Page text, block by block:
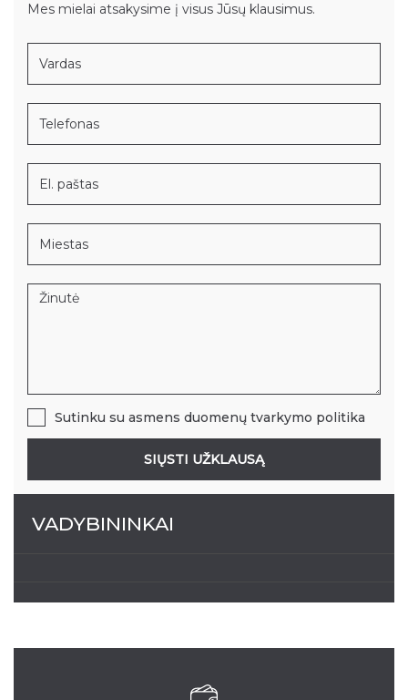
Mes mielai atsakysime į visus Jūsų klausimus.
Sutinku su asmens duomenų tvarkymo politika
SIŲSTI UŽKLAUSĄ
VADYBININKAI